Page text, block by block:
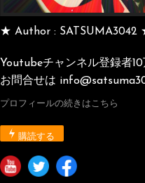
★ Author : SATSUMA3042
Youtubeチャンネル登録者10
お問合せは
プロフィールの続きはこちら
購読する